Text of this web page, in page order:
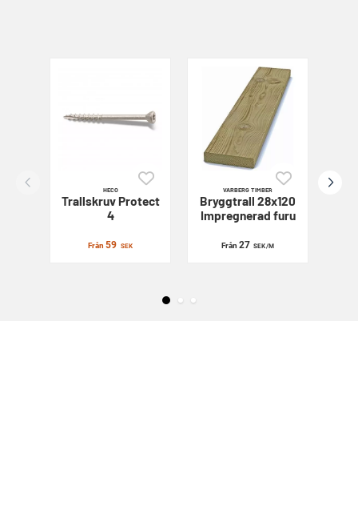
HECO
TrallskruvProtect
4
Från59 SEK
VARBERG TIMBER
Bryggtrall 28x120
Impregnerad furu
Från 27 SEK/M